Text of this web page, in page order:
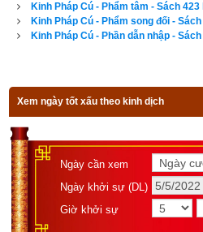
muôn dân…
Noi theo chánh pháp cao sâu
Phát huy tuệ giác, làm giàu
lương tâm.
85. Đại đa số quẩn quanh ba cõi
Kinh Pháp Cú - Phẩm tâm - Sách
Kinh Pháp Cú - Phẩm song đối -
Kinh Pháp Cú - Phần dẫn nhập -
Xem ngày tốt xấu theo kinh dịch
Ngày cần xem
Ngày khởi sự (DL)
Giờ khởi sự